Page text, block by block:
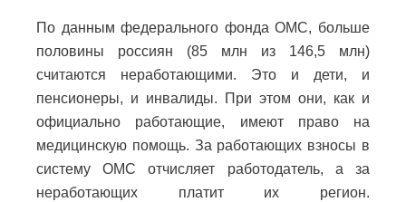
По данным федерального фонда ОМС, больше
половины россиян (85 млн из 146,5 млн)
считаются неработающими. Это и дети, и
пенсионеры, и инвалиды. При этом они, как и
официально работающие, имеют право на
медицинскую помощь. За работающих взносы в
систему ОМС отчисляет работодатель, а за
неработающих платит их регион.